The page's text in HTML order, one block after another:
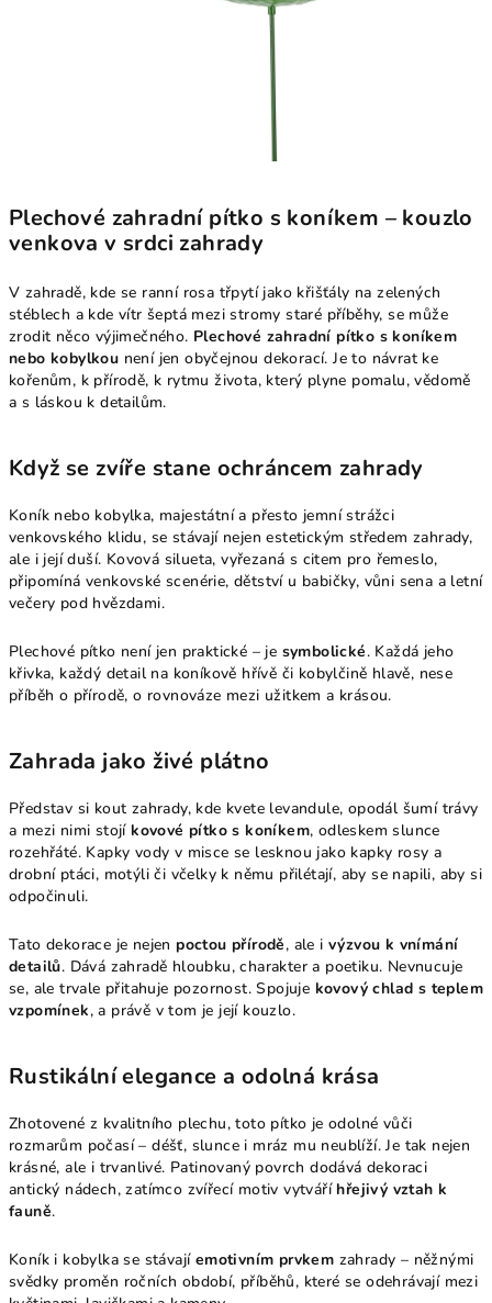
Plechové zahradní pítko s koníkem – kouzlo
venkova v srdci zahrady
V zahradě, kde se ranní rosa třpytí jako křišťály na zelených
stéblech a kde vítr šeptá mezi stromy staré příběhy, se může
zrodit něco výjimečného. Plechové zahradní pítko s koníkem
nebo kobylkou není jen obyčejnou dekorací. Je to návrat ke
kořenům, k přírodě, k rytmu života, který plyne pomalu, vědomě
a s láskou k detailům.
Když se zvíře stane ochráncem zahrady
Koník nebo kobylka, majestátní a přesto jemní strážci
venkovského klidu, se stávají nejen estetickým středem zahrady,
ale i její duší. Kovová silueta, vyřezaná s citem pro řemeslo,
připomíná venkovské scenérie, dětství u babičky, vůni sena a letní
večery pod hvězdami.
Plechové pítko není jen praktické – je symbolické. Každá jeho
křivka, každý detail na koníkově hřívě či kobylčině hlavě, nese
příběh o přírodě, o rovnováze mezi užitkem a krásou.
Zahrada jako živé plátno
Představ si kout zahrady, kde kvete levandule, opodál šumí trávy
a mezi nimi stojí kovové pítko s koníkem, odleskem slunce
rozehřáté. Kapky vody v misce se lesknou jako kapky rosy a
drobní ptáci, motýli či včelky k němu přilétají, aby se napili, aby si
odpočinuli.
Tato dekorace je nejen poctou přírodě, ale ivýzvou k vnímání
detailů. Dává zahradě hloubku, charakter a poetiku. Nevnucuje
se, ale trvale přitahuje pozornost. Spojuje kovový chlad s teplem
vzpomínek, a právě v tom je její kouzlo.
Rustikální elegance a odolná krása
Zhotovené z kvalitního plechu, toto pítko je odolné vůči
rozmarům počasí – déšť, slunce i mráz mu neublíží. Je tak nejen
krásné, ale i trvanlivé. Patinovaný povrch dodává dekoraci
antický nádech, zatímco zvířecí motiv vytváří hřejivý vztah k
fauně.
Koník i kobylka se stávají emotivním prvkem zahrady – něžnými
svědky proměn ročních období, příběhů, které se odehrávají mezi